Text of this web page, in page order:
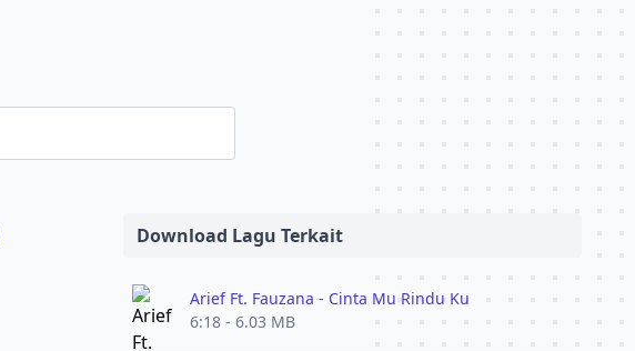
Download Lagu Terkait
Arief Ft. Fauzana - Cinta Mu Rindu Ku
6:18 - 6.03 MB